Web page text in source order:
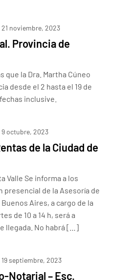
21 noviembre, 2023
Provincia de
que la Dra. Martha Cúneo
desde el 2 hasta el 19 de
inclusive.
9 octubre, 2023
de la Ciudad de
Valle Se informa a los
presencial de la Asesoría de
Aires, a cargo de la
de 10 a 14 h, será a
llegada. No habrá […]
19 septiembre, 2023
Notarial – Esc.